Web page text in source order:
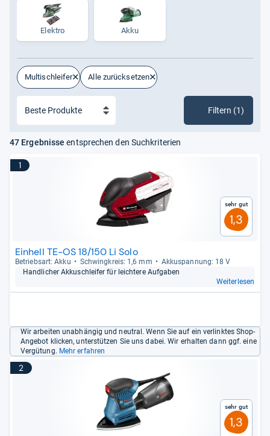
Elektro Akku
Multischleifer Alle zurücksetzen
Filtern (1)
47 Ergebnisse entsprechen den Suchkriterien
1
Sehr gut
1,3
Einhell TE-OS 18/150 Li Solo
Betriebs­art: Akku Schwing­kreis: 1,6 mm
Akku­span­nung: 18 V
Hand­li­cher Akkuschlei­fer für leich­tere Auf­ga­ben
Weiterlesen
Wir arbeiten unabhängig und neutral. Wenn Sie auf ein verlinktes Shop-
Angebot klicken, unterstützen Sie uns dabei. Wir erhalten dann ggf. eine
Vergütung. Mehr erfahren
2
Sehr gut
1,3